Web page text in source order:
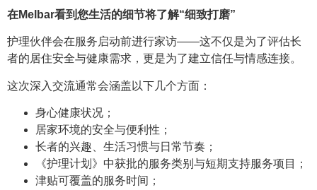
在Melbar看到您生活的细节将了解“细致打磨”
护理伙伴会在服务启动前进行家访——这不仅是为了评估长
者的居住安全与健康需求，更是为了建立信任与情感连接。
这次深入交流通常会涵盖以下几个方面：
身心健康状况；
居家环境的安全与便利性；
长者的兴趣、生活习惯与日常节奏；
《护理计划》中获批的服务类别与短期支持服务项目；
津贴可覆盖的服务时间；